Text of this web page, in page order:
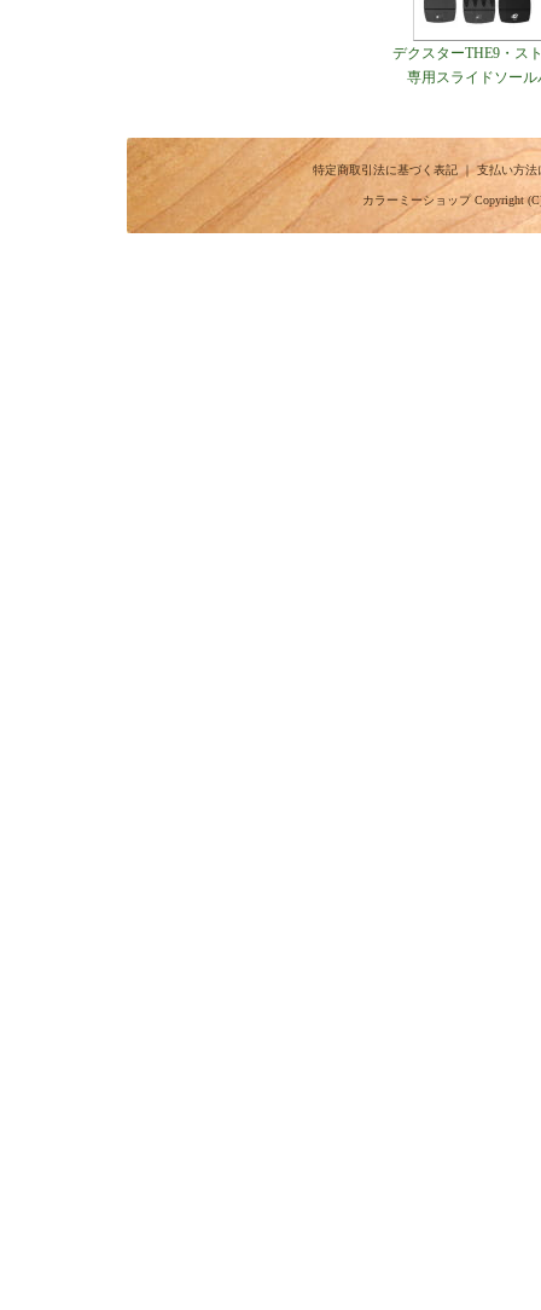
デクスターTHE9・ス
専用スライドソール
特定商取引法に基づく表記｜支払い方法
カラーミーショップCopyright